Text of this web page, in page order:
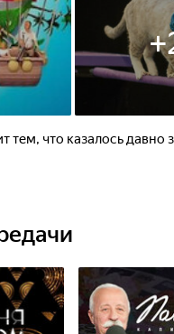
+
тем, что казалось давно